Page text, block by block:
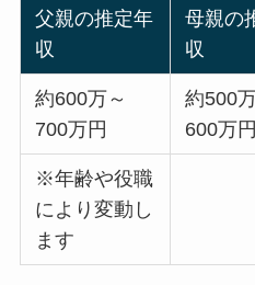
父親の推定年
収
母親の
収
約600万～
700万円
約500
600万円
※年齢や役職
により変動し
ます